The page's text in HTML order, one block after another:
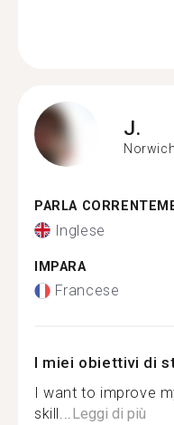
J.
Norwich
PARLA
Inglese
IMPARA
Francese
I miei obiettivi di
I want to improve
skill...Leggi di più